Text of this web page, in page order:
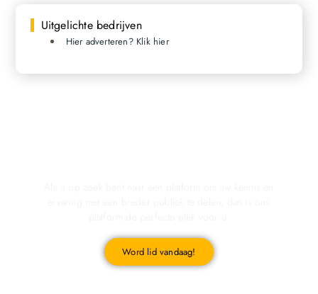
Uitgelichte bedrijven
Hier adverteren? Klik hier
Word lid vandaag!